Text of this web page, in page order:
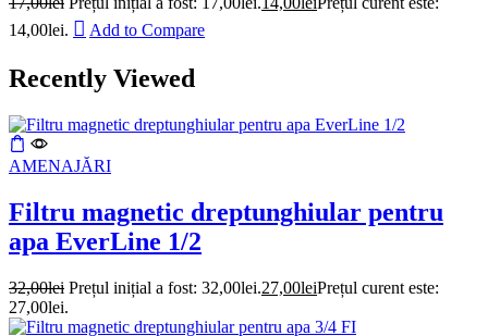
14,00lei.
Add to Compare
Recently Viewed
AMENAJĂRI
Filtru magnetic dreptunghiular pentru
apa EverLine 1/2
32,00lei Prețul inițial a fost: 32,00lei.27,00leiPrețul curent este:
27,00lei.